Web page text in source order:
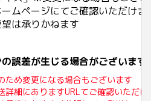
ムページにてご確認いただけま
は承りかねます
誤差が生じる場合がございます
め変更になる場合もございます
細にありますURLてご確認いただけ